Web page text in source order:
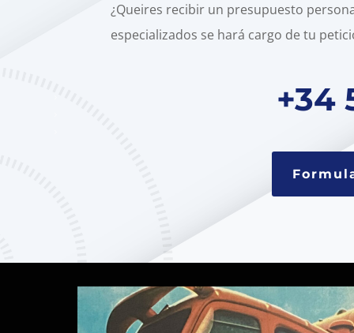
¿Queires recibir un presupuesto
especializados se hará cargo de tu
+34